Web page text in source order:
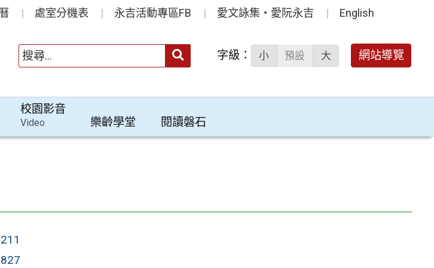
處室分機表 永吉活動專區FB 愛文詠集‧愛阮永吉 English
送出 字級： 小 預設 大 網站導覽
校園影音
Video 樂齡學堂 閱讀磐石